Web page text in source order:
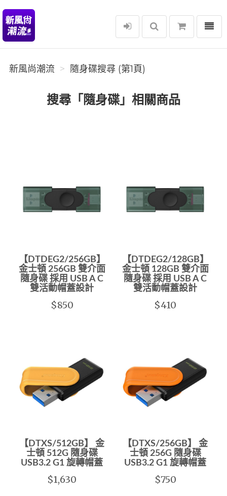
新風尚潮流
選單
新風尚潮流 隨身碟搜尋 (第1頁)
搜尋「隨身碟」相關商品
【DTDEG2/256GB】
金士頓 256GB 雙介面
隨身碟 採用 USB A C
雙活動帽蓋設計
$850
【DTDEG2/128GB】
金士頓 128GB 雙介面
隨身碟 採用 USB A C
雙活動帽蓋設計
$410
【DTXS/512GB】 金
士頓 512G 隨身碟
USB3.2 G1 旋轉帽蓋
$1,630
【DTXS/256GB】 金
士頓 256G 隨身碟
USB3.2 G1 旋轉帽蓋
$750